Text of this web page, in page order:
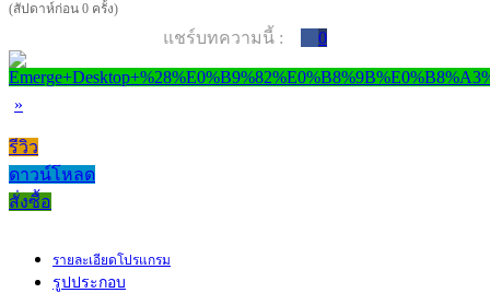
(สัปดาห์ก่อน 0 ครั้ง)
แชร์บทความนี้ : 0
»
รีวิว
ดาวน์โหลด
สั่งซื้อ
รายละเอียดโปรแกรม
รูปประกอบ